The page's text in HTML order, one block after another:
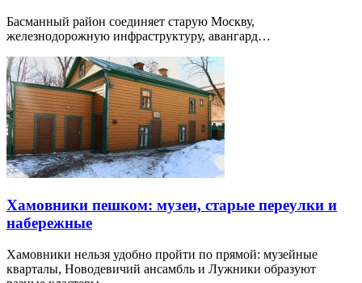
Басманный район соединяет старую Москву,
железнодорожную инфраструктуру, авангард…
Хамовники пешком: музеи, старые переулки и
набережные
Хамовники нельзя удобно пройти по прямой: музейные
кварталы, Новодевичий ансамбль и Лужники образуют